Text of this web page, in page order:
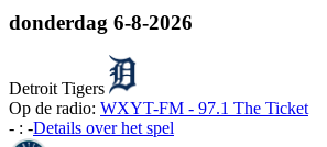
donderdag 6-8-2026
Detroit Tigers
Op de radio: WXYT-FM - 97.1 The Ticket
- : -Details over het spel